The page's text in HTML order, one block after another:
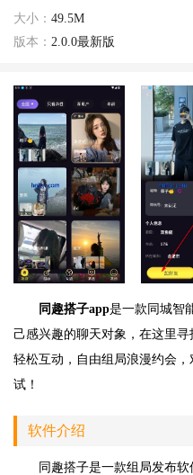
大小： 49.5M
版本： 2.0.0最新版
同趣搭子app是一款同城智
己感兴趣的聊天对象，在这里
轻松互动，自由组局浪漫约会
试！
软件介绍
同趣搭子是一款组局发布